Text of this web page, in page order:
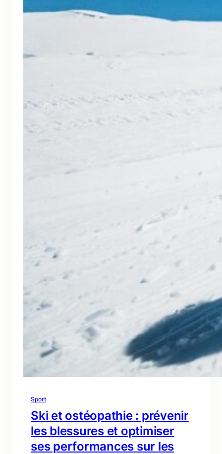
Sport
Ski et ostéopathie : prévenir
les blessures et optimiser
ses performances sur les